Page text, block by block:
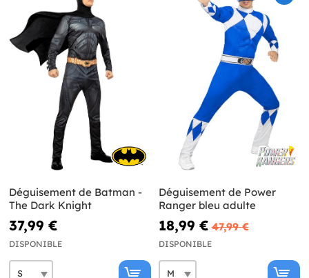
Déguisement de Batman -
The Dark Knight
37,99 €
DISPONIBLE
Déguisement de Power
Ranger bleu adulte
18,99 € 47,99 €
DISPONIBLE